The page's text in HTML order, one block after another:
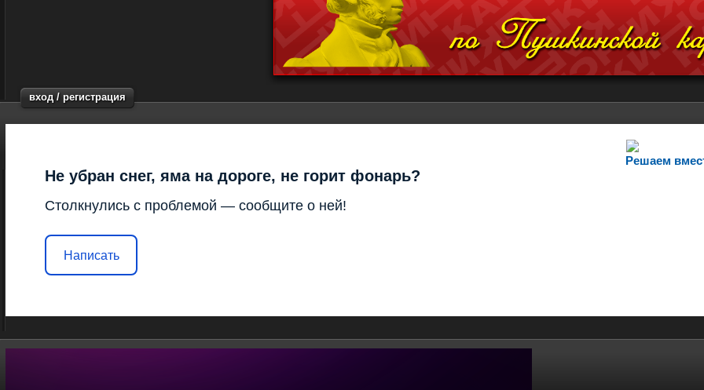
вход / регистрация
Решаем
Не убран снег, яма на дороге, не горит фонарь?
Столкнулись с проблемой — сообщите о ней!
Написать